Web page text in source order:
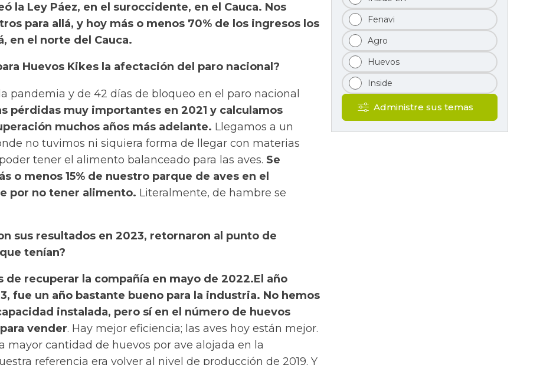
la Ley Páez, en el suroccidente, en el Cauca. Nos
para allá, y hoy más o menos 70% de los ingresos los
en el norte del Cauca.
Huevos Kikes la afectación del paro nacional?
pandemia y de 42 días de bloqueo en el paro nacional
pérdidas muy importantes en 2021 y calculamos
muchos años más adelante. Llegamos a un
no tuvimos ni siquiera forma de llegar con materias
tener el alimento balanceado para las aves. Se
o menos 15% de nuestro parque de aves en el
por no tener alimento. Literalmente, de hambre se
sus resultados en 2023, retornaron al punto de
tenían?
de recuperar la compañía en mayo de 2022.El año
fue un año bastante bueno para la industria. No hemos
instalada, pero sí en el número de huevos
vender. Hay mejor eficiencia; las aves hoy están mejor.
mayor cantidad de huevos por ave alojada en la
referencia era volver al nivel de producción de 2019. Y
Fenavi
Agro
Huevos
Inside
Administre sus temas